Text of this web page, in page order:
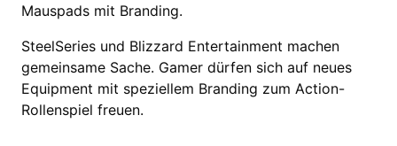
Mauspads mit Branding.
SteelSeries und Blizzard Entertainment machen
gemeinsame Sache. Gamer dürfen sich auf neues
Equipment mit speziellem Branding zum Action-
Rollenspiel freuen.